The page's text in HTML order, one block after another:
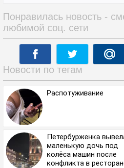
Понравилась новость -
любимой соц. сети
Новости по тегам
Распотуживание
Петербурженка
маленькую дочь под
колёса машин после
конфликта в